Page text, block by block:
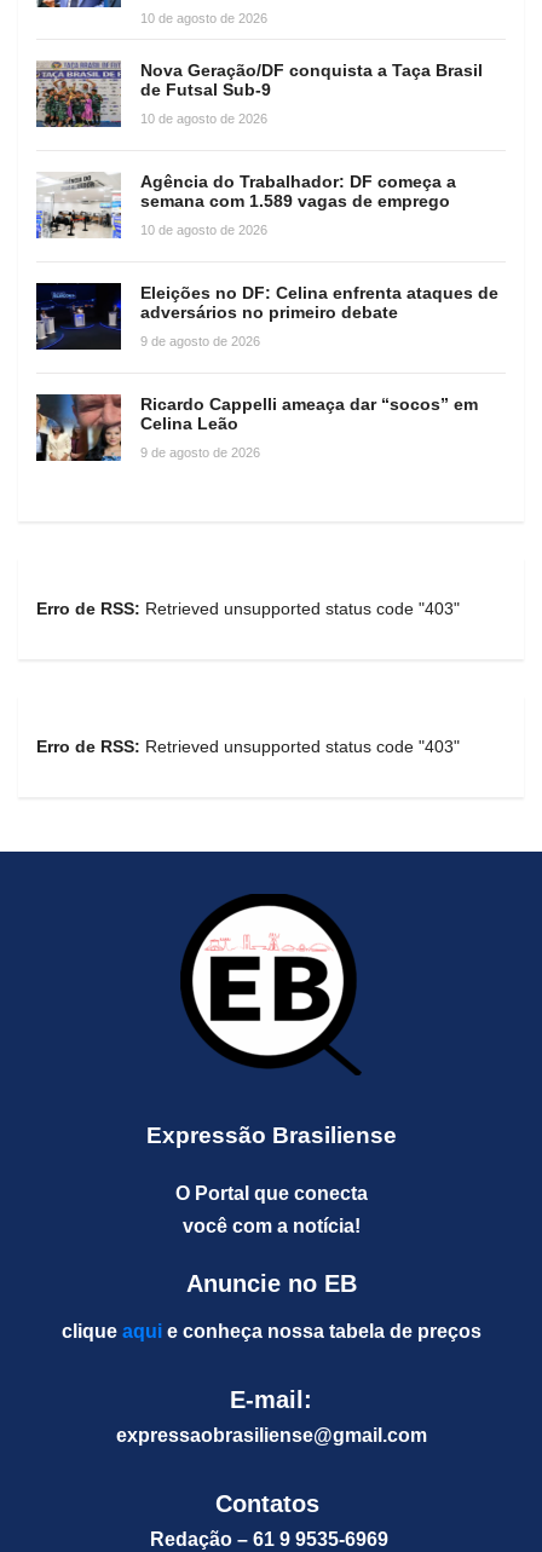
10 de agosto de 2026
Nova Geração/DF conquista a Taça Brasil
de Futsal Sub-9
10 de agosto de 2026
Agência do Trabalhador: DF começa a
semana com 1.589 vagas de emprego
10 de agosto de 2026
Eleições no DF: Celina enfrenta ataques de
adversários no primeiro debate
9 de agosto de 2026
Ricardo Cappelli ameaça dar “socos” em
Celina Leão
9 de agosto de 2026
Erro de RSS: Retrieved unsupported status code "403"
Erro de RSS: Retrieved unsupported status code "403"
Expressão Brasiliense
O Portal que conecta
você com a notícia!
Anuncie no EB
clique aquie conheça nossa tabela de preços
E-mail:
expressaobrasiliense@gmail.com
Contatos
Redação – 61 9 9535-6969